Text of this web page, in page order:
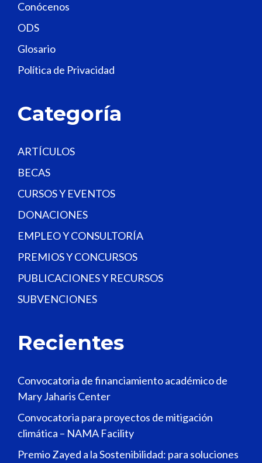
i
e
d
b
n
.
Conócenos
ODS
Glosario
Política de Privacidad
Categoría
ARTÍCULOS
BECAS
CURSOS Y EVENTOS
DONACIONES
EMPLEO Y CONSULTORÍA
PREMIOS Y CONCURSOS
PUBLICACIONES Y RECURSOS
SUBVENCIONES
Recientes
Convocatoria de financiamiento académico de
Mary Jaharis Center
Convocatoria para proyectos de mitigación
climática – NAMA Facility
Premio Zayed a la Sostenibilidad: para soluciones